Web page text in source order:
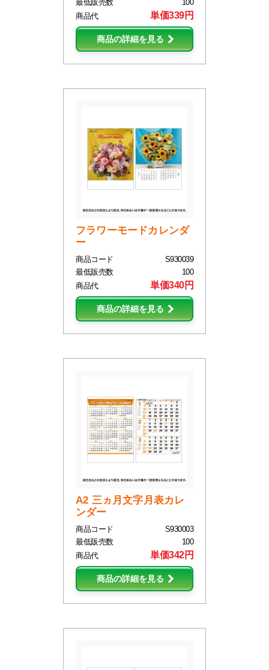
最低販売数
100
商品代
単価339円
商品の詳細を見る
フラワーモードカレンダ
ー
商品コード
S930039
最低販売数
100
商品代
単価340円
商品の詳細を見る
A2 三ヵ月文字月表カレ
ンダー
商品コード
S930003
最低販売数
100
商品代
単価342円
商品の詳細を見る